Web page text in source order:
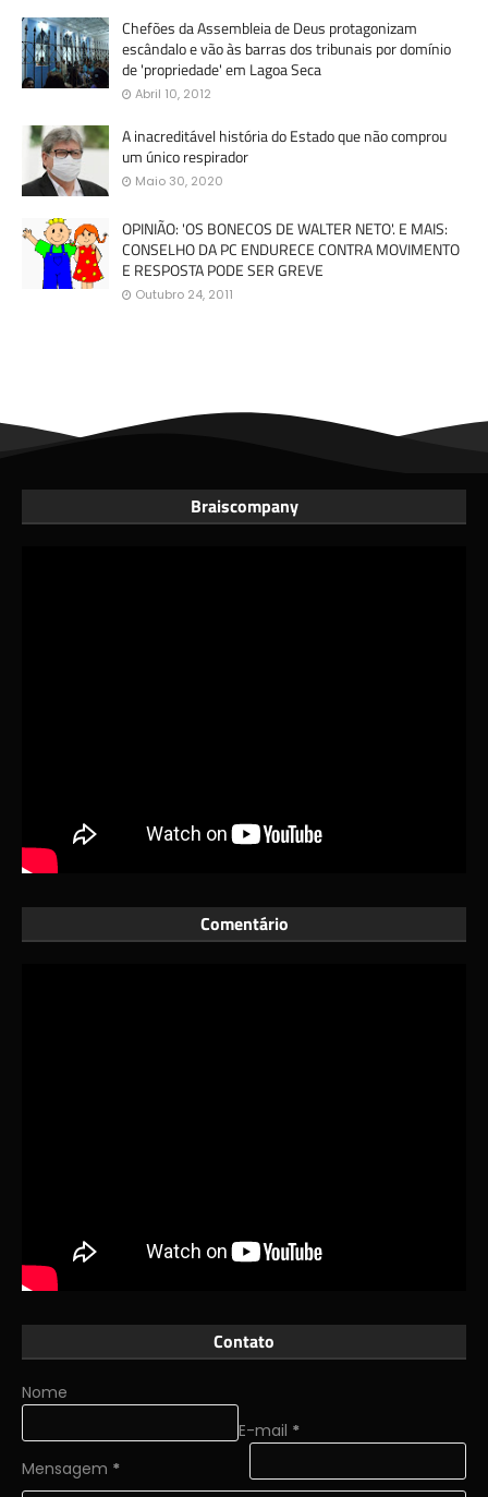
Chefões da Assembleia de Deus protagonizam
escândalo e vão às barras dos tribunais por domínio
de 'propriedade' em Lagoa Seca
Abril 10, 2012
A inacreditável história do Estado que não comprou
um único respirador
Maio 30, 2020
OPINIÃO: 'OS BONECOS DE WALTER NETO'. E MAIS:
CONSELHO DA PC ENDURECE CONTRA MOVIMENTO
E RESPOSTA PODE SER GREVE
Outubro 24, 2011
Braiscompany
Comentário
Contato
Nome
E-mail *
Mensagem *